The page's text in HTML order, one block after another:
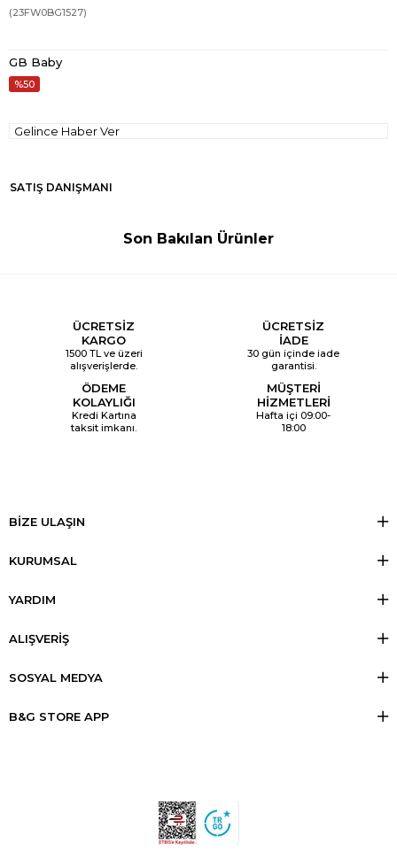
(23FW0BG1527)
GB Baby
50
Gelince Haber Ver
SATIŞ DANIŞMANI
Son Bakılan Ürünler
ÜCRETSİZ
KARGO
1500 TL ve üzeri
alışverişlerde.
ÜCRETSİZ
İADE
30 gün içinde iade
garantisi.
ÖDEME
KOLAYLIĞI
Kredi Kartına
taksit imkanı.
MÜŞTERİ
HİZMETLERİ
Hafta içi 09:00-
18:00
BİZE ULAŞIN
KURUMSAL
YARDIM
ALIŞVERİŞ
SOSYAL MEDYA
B&G STORE APP